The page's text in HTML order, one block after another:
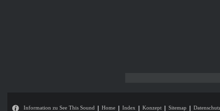
Information zu See This Sound Home Index Konzept Sitemap